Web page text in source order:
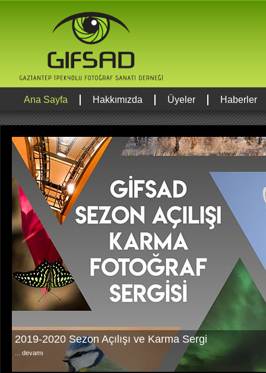
Ana Sayfa Hakkımızda Üyeler Haberler
2019-2020 Sezon Açılışı ve Karma Sergi
devamı